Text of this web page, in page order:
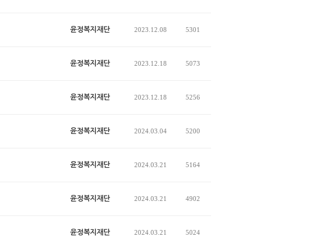
윤정복지재단 2023.12.08 5301
윤정복지재단 2023.12.18 5073
윤정복지재단 2023.12.18 5256
윤정복지재단 2024.03.04 5200
윤정복지재단 2024.03.21 5164
윤정복지재단 2024.03.21 4902
윤정복지재단 2024.03.21 5024